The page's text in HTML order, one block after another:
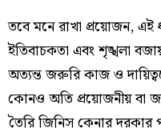
তবে মনে রাখা প্রয়োজন, এই
ইতিবাচকতা এবং শৃঙ্খলা
অত্যন্ত জরুরি কাজ ও
কোনও অতি প্রয়োজনীয় বা
তৈরি জিনিস কেনার দরকার